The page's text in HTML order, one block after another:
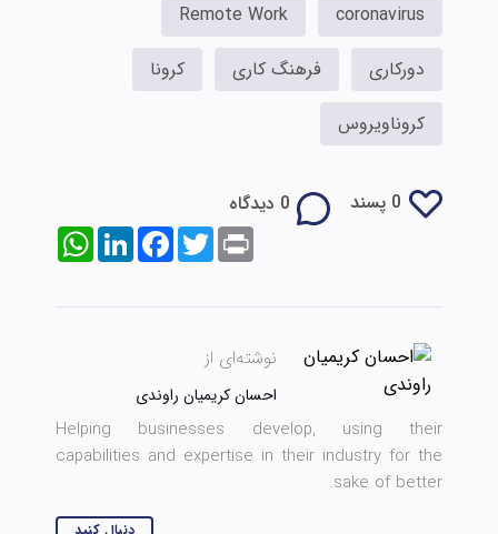
coronavirus
Remote Work
دورکاری
فرهنگ کاری
کرونا
کروناویروس
0 پسند
0 دیدگاه
WhatsAppLinkedInFacebookTwitterPrint
نوشته‌ای از
احسان کریمیان راوندی
Helping businesses develop, using their
capabilities and expertise in their industry for the
sake of better.